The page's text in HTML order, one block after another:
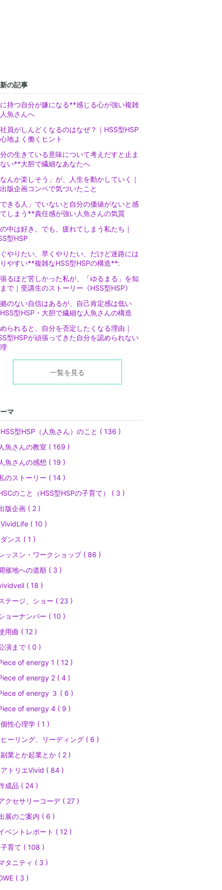
の記事
持つ自分が嫌になる**感じる心が強い複雑
魚さんへ
員がしんどくなるのはなぜ？｜HSS型HSP
地よく働くヒント
の生きている意味について考えだすと止ま
い**大胆で繊細なあなたへ
んか楽しそう」が、人生を動かしていく｜
版企画コンペで気づいたこと
きる人」でいないと自分の価値がないと感
しまう**責任感が強い人魚さんの気質
中は好き。でも、疲れてしまう私たち｜
型HSP
やりたい、早くやりたい、だけど迷路には
やすい**複雑なHSS型HSPの構造**:
るほど苦しかった私が、「ゆるまる」を知
で｜受講生のストーリー《HSS型HSP》
のない自信はあるが、自己肯定感は低い
型HSP・大胆で繊細な人魚さんの構造
られると、自分を否定したくなる理由｜
型HSPが頑張ってきた自分を認められない
一覧を見る
マ
型HSP（人魚さん）のこと ( 136 )
魚さんの教室 ( 169 )
魚さんの感想 ( 19 )
のストーリー ( 14 )
のこと（HSS型HSPの子育て） ( 3 )
版企画 ( 2 )
( 10 )
ンス ( 1 )
ッスン・ワークショップ ( 86 )
催地への道順 ( 3 )
( 18 )
テージ、ショー ( 23 )
ョーナンバー ( 10 )
用曲 ( 12 )
演まで ( 0 )
of energy 1 ( 12 )
of energy 2 ( 4 )
of energy ３ ( 6 )
of energy 4 ( 9 )
性心理学 ( 1 )
ーリング、リーディング ( 6 )
業とか起業とか ( 2 )
トリエVivid ( 84 )
成品 ( 24 )
クセサリーコーデ ( 27 )
展のご案内 ( 6 )
ベントレポート ( 12 )
育て ( 108 )
タニティ ( 3 )
( 3 )